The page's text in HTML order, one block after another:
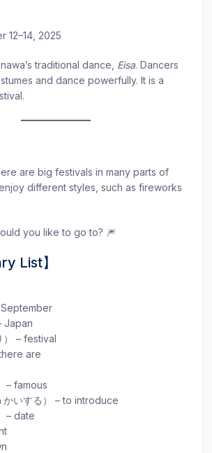
12–14, 2025
traditional dance, Eisa. Dancers
and dance powerfully. It is a
are big festivals in many parts of
different styles, such as fireworks
you like to go to? 🎆
List】
Japan
） – festival
are
– famous
かいする） – to introduce
– date